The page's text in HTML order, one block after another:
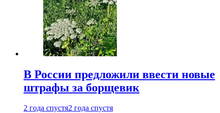
В России предложили ввести новые
штрафы за борщевик
2 года спустя2 года спустя